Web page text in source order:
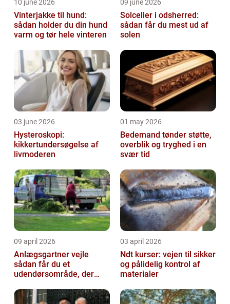
10 june 2026
Vinterjakke til hund:
sådan holder du din hund
varm og tør hele vinteren
09 june 2026
Solceller i odsherred:
sådan får du mest ud af
solen
03 june 2026
Hysteroskopi:
kikkertundersøgelse af
livmoderen
01 may 2026
Bedemand tønder støtte,
overblik og tryghed i en
svær tid
09 april 2026
Anlægsgartner vejle
sådan får du et
udendørsområde, der
03 april 2026
Ndt kurser: vejen til sikker
og pålidelig kontrol af
materialer